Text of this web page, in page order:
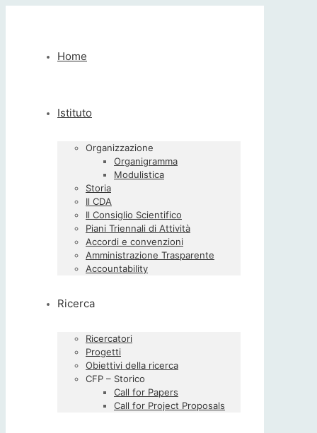
Home
Istituto
Organizzazione
Organigramma
Modulistica
Storia
Il CDA
Il Consiglio Scientifico
Piani Triennali di Attività
Accordi e convenzioni
Amministrazione Trasparente
Accountability
Ricerca
Ricercatori
Progetti
Obiettivi della ricerca
CFP – Storico
Call for Papers
Call for Project Proposals